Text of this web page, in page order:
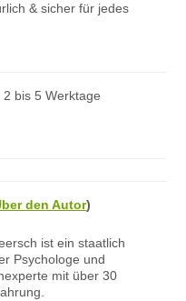
& sicher für jedes
2 bis 5 Werktage
den Autor)
ist ein staatlich
Psychologe und
mit über 30